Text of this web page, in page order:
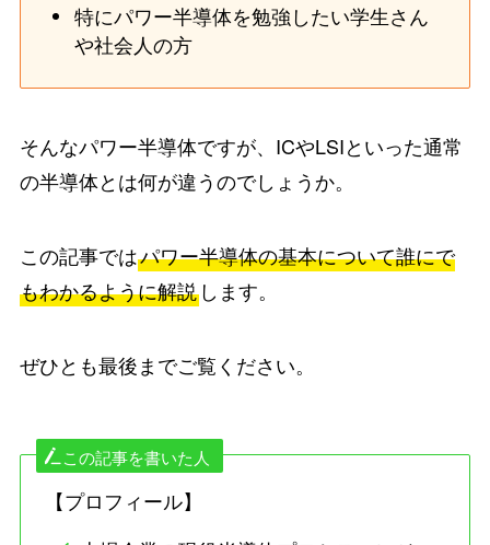
特にパワー半導体を勉強したい学生さん
や社会人の方
そんなパワー半導体ですが、ICやLSIといった通常
の半導体とは何が違うのでしょうか。
この記事ではパワー半導体の基本について誰にで
もわかるように解説します。
ぜひとも最後までご覧ください。
この記事を書いた人
【プロフィール】